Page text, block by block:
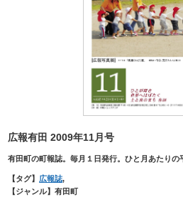
広報有田 2009年11月号
有田町の町報誌。毎月１日発行。ひと月あたりの
【タグ】 広報誌,
【ジャンル】有田町